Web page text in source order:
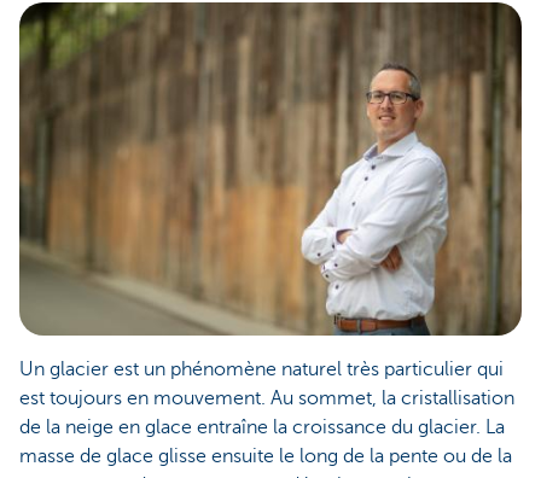
Un glacier est un phénomène naturel très particulier qui
est toujours en mouvement. Au sommet, la cristallisation
de la neige en glace entraîne la croissance du glacier. La
masse de glace glisse ensuite le long de la pente ou de la